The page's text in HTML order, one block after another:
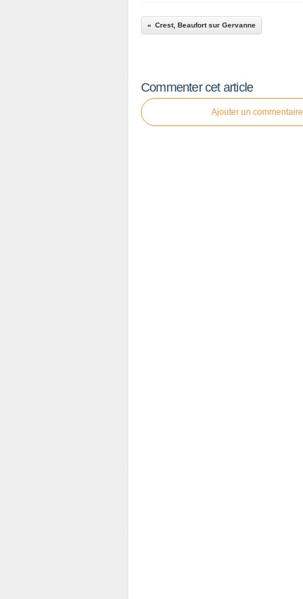
Crest, Beaufort sur Gervanne
Commenter cet article
Ajouter un commentaire